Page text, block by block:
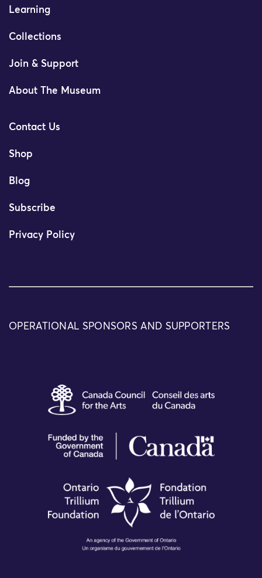
Learning
Collections
Join & Support
About The Museum
Contact Us
Shop
Blog
Subscribe
Privacy Policy
OPERATIONAL SPONSORS AND SUPPORTERS